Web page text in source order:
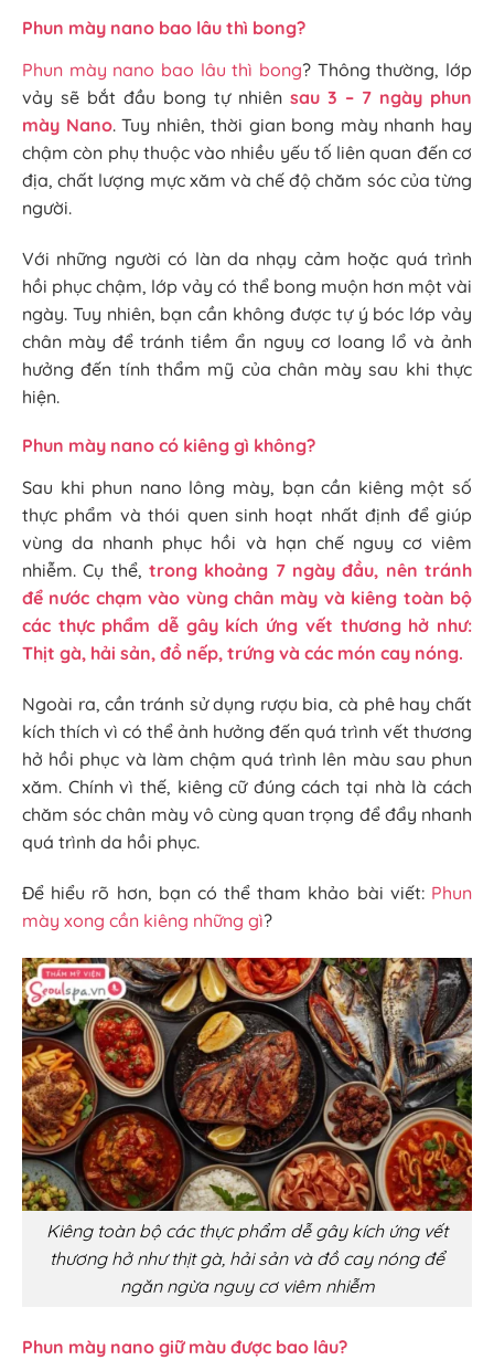
Phun mày nano bao lâu thì bong?
Phun mày nano bao lâu thì bong? Thông thường, lớp
vảy sẽ bắt đầu bong tự nhiên sau 3 – 7 ngày phun
mày Nano. Tuy nhiên, thời gian bong mày nhanh hay
chậm còn phụ thuộc vào nhiều yếu tố liên quan đến cơ
địa, chất lượng mực xăm và chế độ chăm sóc của từng
người.
Với những người có làn da nhạy cảm hoặc quá trình
hồi phục chậm, lớp vảy có thể bong muộn hơn một vài
ngày. Tuy nhiên, bạn cần không được tự ý bóc lớp vảy
chân mày để tránh tiềm ẩn nguy cơ loang lổ và ảnh
hưởng đến tính thẩm mỹ của chân mày sau khi thực
hiện.
Phun mày nano có kiêng gì không?
Sau khi phun nano lông mày, bạn cần kiêng một số
thực phẩm và thói quen sinh hoạt nhất định để giúp
vùng da nhanh phục hồi và hạn chế nguy cơ viêm
nhiễm. Cụ thể, trong khoảng 7 ngày đầu, nên tránh
để nước chạm vào vùng chân mày và kiêng toàn bộ
các thực phẩm dễ gây kích ứng vết thương hở như:
Thịt gà, hải sản, đồ nếp, trứng và các món cay nóng.
Ngoài ra, cần tránh sử dụng rượu bia, cà phê hay chất
kích thích vì có thể ảnh hưởng đến quá trình vết thương
hở hồi phục và làm chậm quá trình lên màu sau phun
xăm. Chính vì thế, kiêng cữ đúng cách tại nhà là cách
chăm sóc chân mày vô cùng quan trọng để đẩy nhanh
quá trình da hồi phục.
Để hiểu rõ hơn, bạn có thể tham khảo bài viết: Phun
mày xong cần kiêng những gì?
Kiêng toàn bộ các thực phẩm dễ gây kích ứng vết
thương hở như thịt gà, hải sản và đồ cay nóng để
ngăn ngừa nguy cơ viêm nhiễm
Phun mày nano giữ màu được bao lâu?